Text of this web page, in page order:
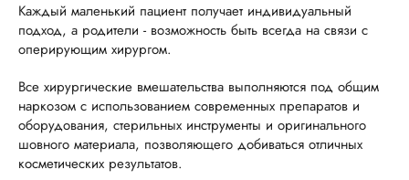
Каждый маленький пациент получает индивидуальный
подход, а родители - возможность быть всегда на связи с
оперирующим хирургом.
Все хирургические вмешательства выполняются под общим
наркозом с использованием современных препаратов и
оборудования, стерильных инструменты и оригинального
шовного материала, позволяющего добиваться отличных
косметических результатов.